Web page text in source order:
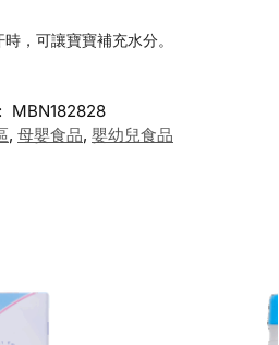
，可讓寶寶補充水分。
MBN182828
, 母嬰食品, 嬰幼兒食品